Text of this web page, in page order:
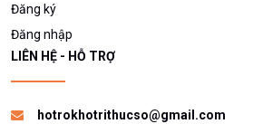
Đăng ký
Đăng nhập
LIÊN HỆ - HỖ TRỢ
hotrokhotrithucso@gmail.com